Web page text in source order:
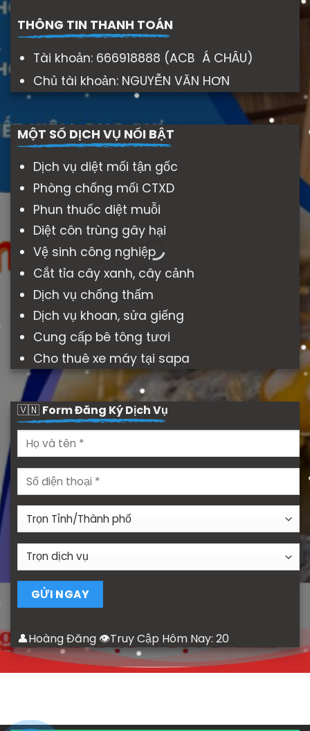
THÔNG TIN THANH TOÁN
Tài khoản: 666918888 (ACB Á CHÂU)
Chủ tài khoản: NGUYỄN VĂN HƠN
MỘT SỐ DỊCH VỤ NỔI BẬT
Dịch vụ diệt mối tận gốc
Phòng chống mối CTXD
Phun thuốc diệt muỗi
Diệt côn trùng gây hại
Vệ sinh công nghiệp
Cắt tỉa cây xanh, cây cảnh
Dịch vụ chống thấm
Dịch vụ khoan, sửa giếng
Cung cấp bê tông tươi
Cho thuê xe máy tại sapa
🇻🇳 Form Đăng Ký Dịch Vụ
👤Hoàng Đăng 👁Truy Cập Hôm Nay: 20